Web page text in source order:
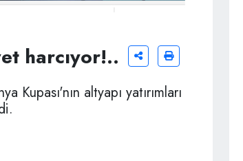
harcıyor!..
Kupası'nın altyapı yatırımları